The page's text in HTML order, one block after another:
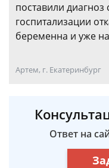
поставили диагноз
госпитализации
беременна и уже
Артем, г. Екатеринбург
Ответ на